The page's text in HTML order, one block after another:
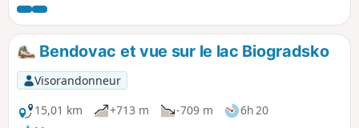
généralement ombragée et à plus de 1000 m
d’altitude, donc bien agréable même en plein été.
Avec deux voitures il est possible de poursuivre
plus loin pour voir d’autres ruines et d’autres vues
sur la baie.Chemin bien tracé et balisé mais pas
entretenu. Il y a souvent du fenouil sauvage, des
iris voire des noisetiers au milieu de la route
Bendovac et vue sur le lac Biogradsko
Visorandonneur
15,01 km
+713 m -709 m
6h 20